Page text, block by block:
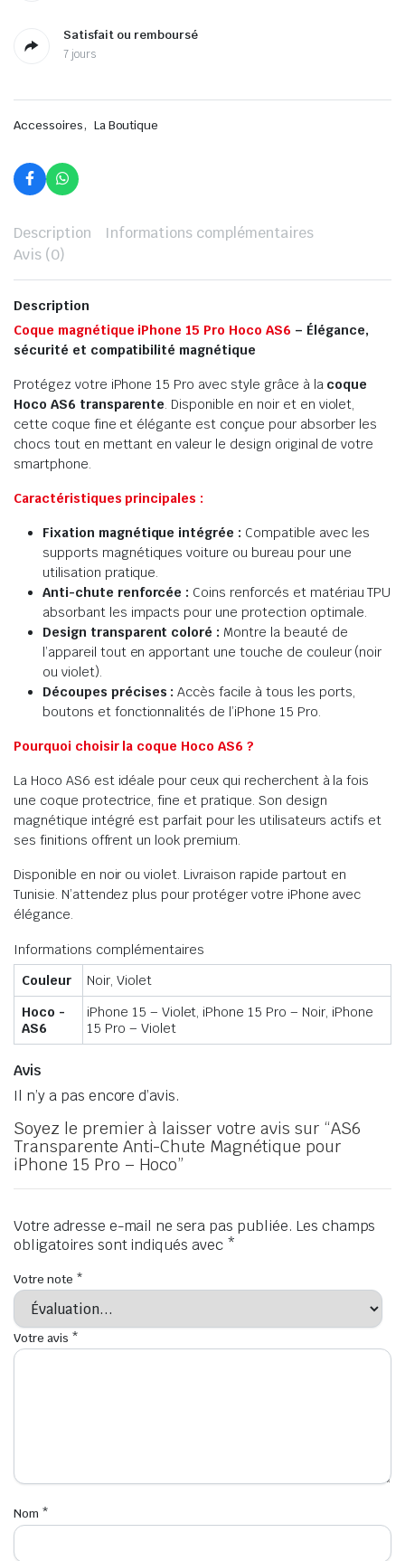
Satisfait ou remboursé
7 jours
Accessoires, La Boutique
Description
Informations complémentaires
Avis (0)
Description
Coque magnétique iPhone 15 Pro Hoco AS6 – Élégance,
sécurité et compatibilité magnétique
Protégez votre iPhone 15 Pro avec style grâce à la coque
Hoco AS6 transparente. Disponible en noir et en violet,
cette coque fine et élégante est conçue pour absorber les
chocs tout en mettant en valeur le design original de votre
smartphone.
Caractéristiques principales :
Fixation magnétique intégrée : Compatible avec les
supports magnétiques voiture ou bureau pour une
utilisation pratique.
Anti-chute renforcée : Coins renforcés et matériau TPU
absorbant les impacts pour une protection optimale.
Design transparent coloré : Montre la beauté de
l’appareil tout en apportant une touche de couleur (noir
ou violet).
Découpes précises : Accès facile à tous les ports,
boutons et fonctionnalités de l’iPhone 15 Pro.
Pourquoi choisir la coque Hoco AS6 ?
La Hoco AS6 est idéale pour ceux qui recherchent à la fois
une coque protectrice, fine et pratique. Son design
magnétique intégré est parfait pour les utilisateurs actifs et
ses finitions offrent un look premium.
Disponible en noir ou violet. Livraison rapide partout en
Tunisie. N’attendez plus pour protéger votre iPhone avec
élégance.
Informations complémentaires
Couleur
Noir, Violet
Hoco -
AS6
iPhone 15 – Violet, iPhone 15 Pro – Noir, iPhone
15 Pro – Violet
Avis
Il n’y a pas encore d’avis.
Soyez le premier à laisser votre avis sur “AS6
Transparente Anti-Chute Magnétique pour
iPhone 15 Pro – Hoco”
Votre adresse e-mail ne sera pas publiée. Les champs
obligatoires sont indiqués avec *
Votre note *
Votre avis *
Nom *